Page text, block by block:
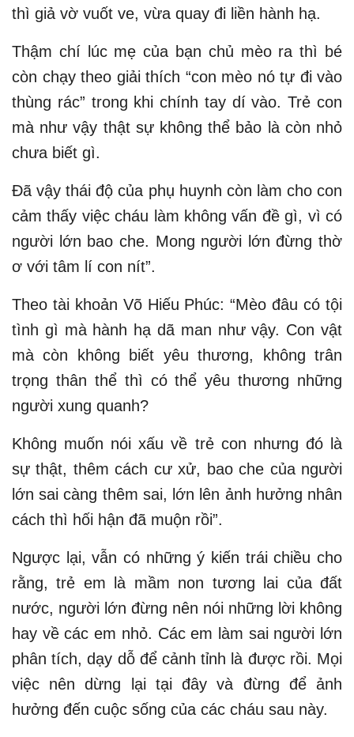
thì giả vờ vuốt ve, vừa quay đi liền hành hạ.
Thậm chí lúc mẹ của bạn chủ mèo ra thì bé
còn chạy theo giải thích “con mèo nó tự đi vào
thùng rác” trong khi chính tay dí vào. Trẻ con
mà như vậy thật sự không thể bảo là còn nhỏ
chưa biết gì.
Đã vậy thái độ của phụ huynh còn làm cho con
cảm thấy việc cháu làm không vấn đề gì, vì có
người lớn bao che. Mong người lớn đừng thờ
ơ với tâm lí con nít”.
Theo tài khoản Võ Hiếu Phúc: “Mèo đâu có tội
tình gì mà hành hạ dã man như vậy. Con vật
mà còn không biết yêu thương, không trân
trọng thân thể thì có thể yêu thương những
người xung quanh?
Không muốn nói xấu về trẻ con nhưng đó là
sự thật, thêm cách cư xử, bao che của người
lớn sai càng thêm sai, lớn lên ảnh hưởng nhân
cách thì hối hận đã muộn rồi”.
Ngược lại, vẫn có những ý kiến trái chiều cho
rằng, trẻ em là mầm non tương lai của đất
nước, người lớn đừng nên nói những lời không
hay về các em nhỏ. Các em làm sai người lớn
phân tích, dạy dỗ để cảnh tỉnh là được rồi. Mọi
việc nên dừng lại tại đây và đừng để ảnh
hưởng đến cuộc sống của các cháu sau này.